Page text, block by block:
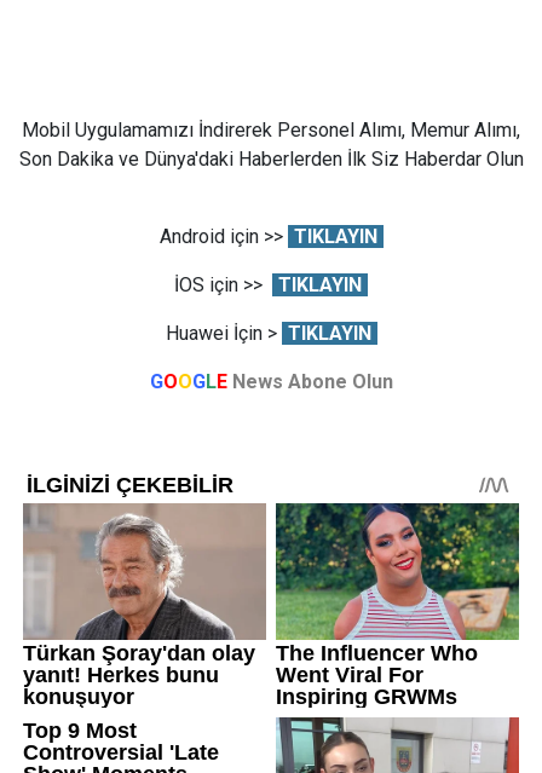
Mobil Uygulamamızı İndirerek Personel Alımı, Memur Alımı,
Son Dakika ve Dünya'daki Haberlerden İlk Siz Haberdar Olun
Android için >> TIKLAYIN
İOS için >> TIKLAYIN
Huawei İçin > TIKLAYIN
GOOGLE News Abone Olun